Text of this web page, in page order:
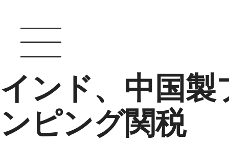
インド、中国
ンピング関税